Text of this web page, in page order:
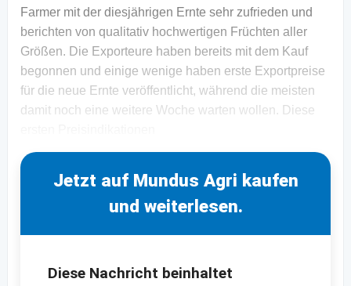
Farmer mit der diesjährigen Ernte sehr zufrieden und
berichten von qualitativ hochwertigen Früchten aller
Größen. Die Exporteure haben bereits mit dem Kauf
begonnen und einige wenige haben erste Exportpreise
für die neue Ernte veröffentlicht, während die meisten
damit noch eine weitere Woche warten wollen. Diese
Jetzt auf Mundus Agri kaufen
und weiterlesen.
Diese Nachricht beinhaltet